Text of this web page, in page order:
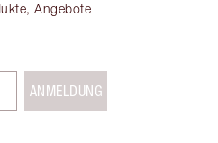
Angebote
ANMELDUNG